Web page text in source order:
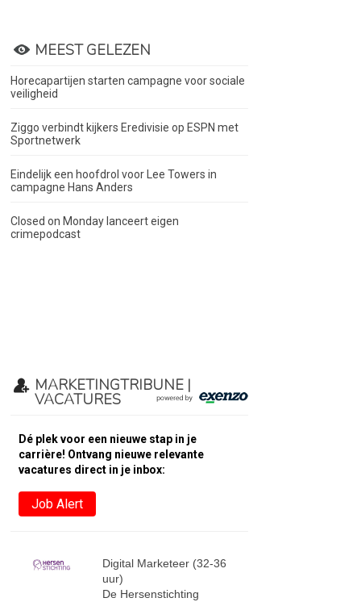
MEEST GELEZEN
Horecapartijen starten campagne voor sociale
veiligheid
Ziggo verbindt kijkers Eredivisie op ESPN met
Sportnetwerk
Eindelijk een hoofdrol voor Lee Towers in
campagne Hans Anders
Closed on Monday lanceert eigen
crimepodcast
MARKETINGTRIBUNE |
VACATURES
Dé plek voor een nieuwe stap in je
carrière! Ontvang nieuwe relevante
vacatures direct in je inbox:
Job Alert
Digital Marketeer (32-36
uur)
De Hersenstichting